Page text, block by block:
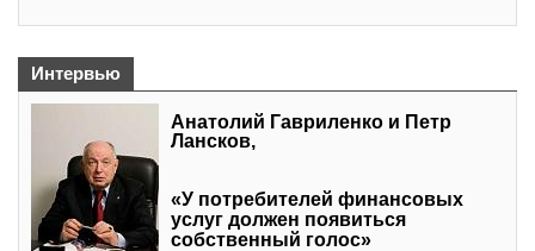
Интервью
Анатолий Гавриленко и Петр
Лансков,
«У потребителей финансовых
услуг должен появиться
собственный голос»